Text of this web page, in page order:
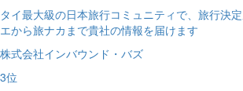
タイ最大級の日本旅行コミュニティで、旅行決
エから旅ナカまで貴社の情報を届けます
株式会社インバウンド・バズ
3位